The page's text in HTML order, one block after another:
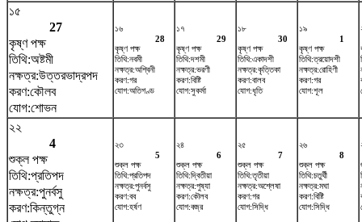
১৫
27
কৃষ্ণ পক্ষ
তিথি:অষ্টমী
নক্ষত্র:উত্তরভাদ্রপদ
করণ:কৌলব
যোগ:শোভন
১৬
28
কৃষ্ণ পক্ষ
তিথি:নবমী
নক্ষত্র:অশ্বিনী
করণ:গর
যোগ:অতিগণ্ড
১৭
29
কৃষ্ণ পক্ষ
তিথি:দশমী
নক্ষত্র:ভরণী
করণ:বিষ্টি
যোগ:সুকর্মা
১৮
30
কৃষ্ণ পক্ষ
তিথি:একাদশী
নক্ষত্র:কৃত্তিকা
করণ:বালব
যোগ:ধৃতি
১৯
1
কৃষ্ণ পক্ষ
তিথি:ত্রয়োদশী
নক্ষত্র:রোহিণী
করণ:গর
যোগ:শূল
২২
4
শুক্ল পক্ষ
তিথি:প্রতিপদ
নক্ষত্র:পুনর্বসু
করণ:কিন্তুগ্ন
২৩
5
শুক্ল পক্ষ
তিথি:প্রতিপদ
নক্ষত্র:পুনর্বসু
করণ:বব
যোগ:হর্ষণ
২৪
6
শুক্ল পক্ষ
তিথি:দ্বিতীয়া
নক্ষত্র:পুষ্যা
করণ:কৌলব
যোগ:বজ্র
২৫
7
শুক্ল পক্ষ
তিথি:তৃতীয়া
নক্ষত্র:অশ্লেষা
করণ:গর
যোগ:সিদ্ধি
২৬
8
শুক্ল পক্ষ
তিথি:চতুর্থী
নক্ষত্র:মঘা
করণ:বিষ্টি
যোগ:সিদ্ধি